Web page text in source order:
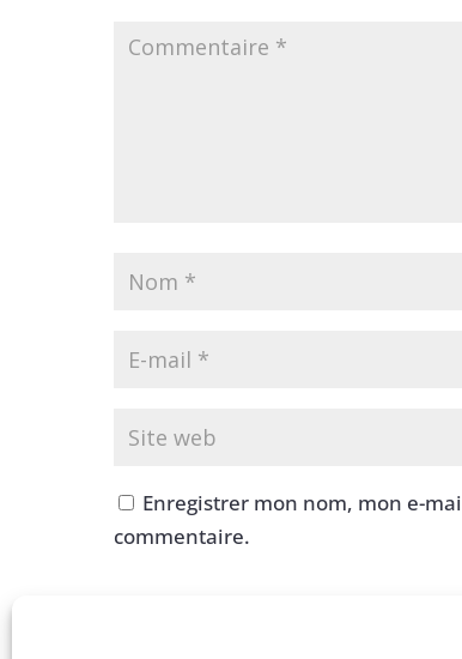
Enregistrer mon nom, mon e-
commentaire.